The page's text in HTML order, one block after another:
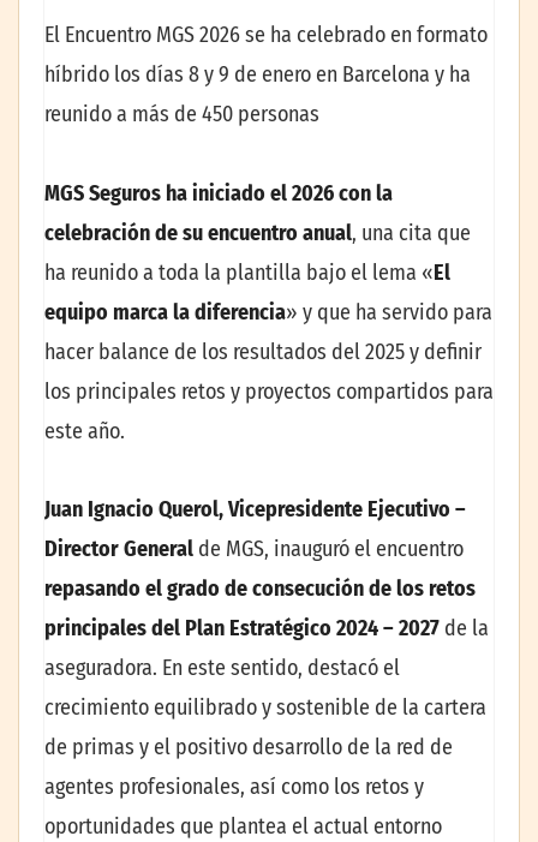
El Encuentro MGS 2026 se ha celebrado en formato
híbrido los días 8 y 9 de enero en Barcelona y ha
reunido a más de 450 personas
MGS Seguros ha iniciado el 2026 con la
celebración de su encuentro anual, una cita que
ha reunido a toda la plantilla bajo el lema «El
equipo marca la diferencia» y que ha servido para
hacer balance de los resultados del 2025 y definir
los principales retos y proyectos compartidos para
este año.
Juan Ignacio Querol, Vicepresidente Ejecutivo –
Director General de MGS, inauguró el encuentro
repasando el grado de consecución de los retos
principales del Plan Estratégico 2024 – 2027 de la
aseguradora. En este sentido, destacó el
crecimiento equilibrado y sostenible de la cartera
de primas y el positivo desarrollo de la red de
agentes profesionales, así como los retos y
oportunidades que plantea el actual entorno